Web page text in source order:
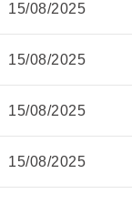
15/08/2025
15/08/2025
15/08/2025
15/08/2025